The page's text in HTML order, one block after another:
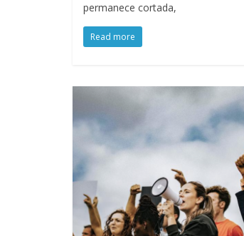
permanece cortada,
Read more